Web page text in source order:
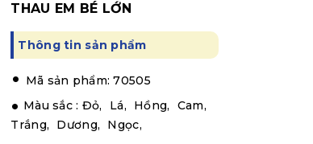
THAU EM BÉ LỚN
Thông tin sản phẩm
Mã sản phẩm: 70505
. Màu sắc : Đỏ, Lá, Hồng,
Cam,
Trắng,
Dương,
Ngọc,